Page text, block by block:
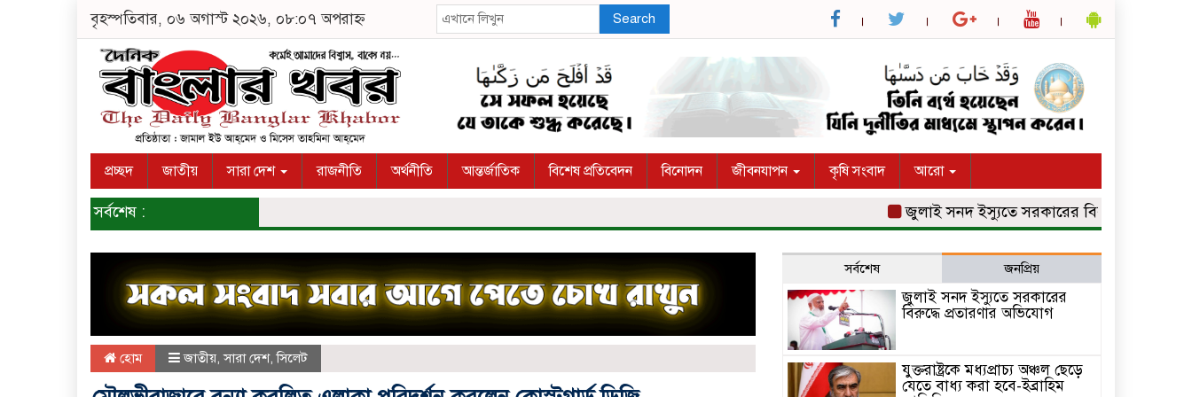
বৃহস্পতিবার, ০৬ অগাস্ট ২০২৬, ০৮:০৭ অপরাহ্ন Search
প্রচ্ছদ জাতীয় সারা দেশ রাজনীতি অর্থনীতি আন্তর্জাতিক বিশেষ প্রতিবেদন বিনোদন জীবনযাপন কৃষি সংবাদ আরো
সর্বশেষ : জুলাই সনদ ইস্যুতে সরকারের বিরুদ্ধে প্রতারণার
হোম জাতীয়,সারা দেশ,সিলেট
সর্বশেষ জনপ্রিয়
জুলাই সনদ ইস্যুতে সরকারের
বিরুদ্ধে প্রতারণার অভিযোগ
যুক্তরাষ্ট্রকে মধ্যপ্রাচ্য অঞ্চল ছেড়ে
যেতে বাধ্য করা হবে-ইব্রাহিম